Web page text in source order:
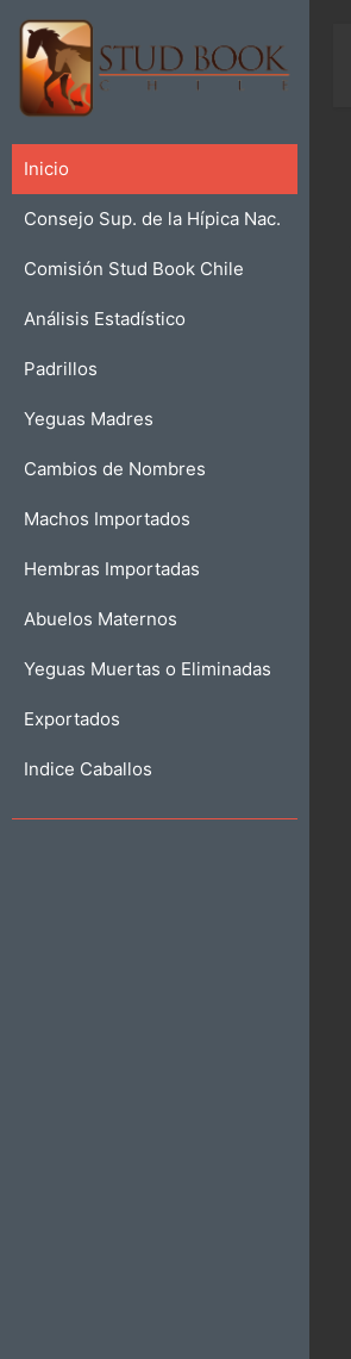
Inicio
Consejo Sup. de la Hípica Nac.
Comisión Stud Book Chile
Análisis Estadístico
Padrillos
Yeguas Madres
Cambios de Nombres
Machos Importados
Hembras Importadas
Abuelos Maternos
Yeguas Muertas o Eliminadas
Exportados
Indice Caballos